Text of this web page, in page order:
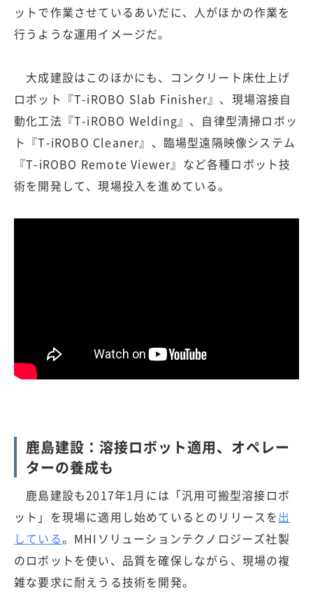
ットで作業させているあいだに、人がほかの作業を
行うような運用イメージだ。
大成建設はこのほかにも、コンクリート床仕上げ
ロボット『T-iROBO Slab Finisher』、現場溶接自
動化工法『T-iROBO Welding』、自律型清掃ロボッ
ト『T-iROBO Cleaner』、臨場型遠隔映像システム
『T-iROBO Remote Viewer』など各種ロボット技
術を開発して、現場投入を進めている。
鹿島建設：溶接ロボット適用、オペレー
ターの養成も
鹿島建設も2017年1月には「汎用可搬型溶接ロボ
ット」を現場に適用し始めているとのリリースを出
している。MHIソリューションテクノロジーズ社製
のロボットを使い、品質を確保しながら、現場の複
雑な要求に耐えうる技術を開発。